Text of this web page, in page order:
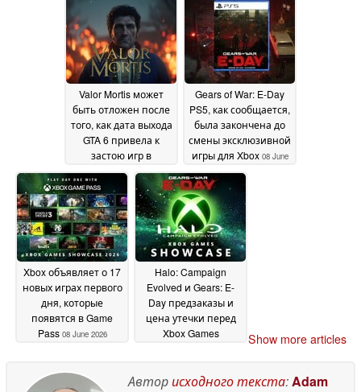
соглашения о
публикации 29 June
2026
Valor Mortis может
быть отложен после
того, как дата выхода
GTA 6 привела к
застою игр в
сентябре11 June 2026
Gears of War: E-Day
PS5, как сообщается,
была закончена до
смены эксклюзивной
игры для Xbox 08 June
2026
Xbox объявляет о 17
новых играх первого
дня, которые
появятся в Game
Pass 08 June 2026
Halo: Campaign
Evolved и Gears: E-
Day предзаказы и
цена утечки перед
Xbox Games
Show more articles
Авторисходного текста:Adam